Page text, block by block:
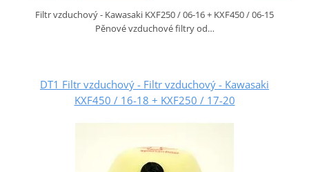
Filtr vzduchový - Kawasaki KXF250 / 06-16 + KXF450 / 06-15
Pěnové vzduchové filtry od…
DT1 Filtr vzduchový - Filtr vzduchový - Kawasaki
KXF450 / 16-18 + KXF250 / 17-20